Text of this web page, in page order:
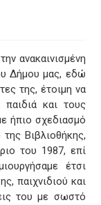
ανακαινισμένη
Δήμου μας, εδώ
της, έτοιμη να
παιδιά και τους
ήπιο σχεδιασμό
Βιβλιοθήκης,
του 1987, επί
έτσι
παιχνιδιού και
του με σωστό